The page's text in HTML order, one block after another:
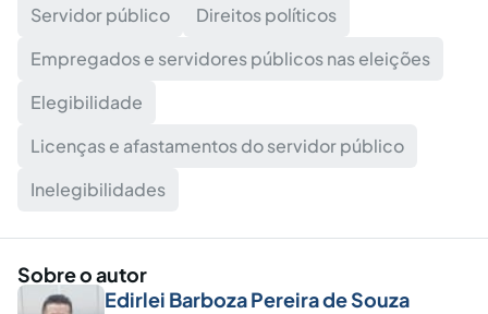
Servidor público
Direitos políticos
Empregados e servidores públicos nas eleições
Elegibilidade
Licenças e afastamentos do servidor público
Inelegibilidades
Sobre o autor
Edirlei Barboza Pereira de Souza